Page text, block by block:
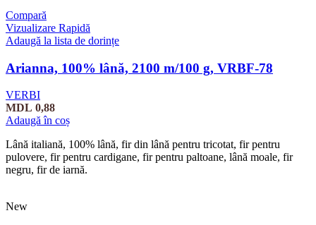
Compară
Vizualizare Rapidă
Adaugă la lista de dorințe
Arianna, 100% lână, 2100 m/100 g, VRBF-78
VERBI
MDL 0,88
Adaugă în coș
Lână italiană, 100% lână, fir din lână pentru tricotat, fir pentru
pulovere, fir pentru cardigane, fir pentru paltoane, lână moale, fir
negru, fir de iarnă.
New